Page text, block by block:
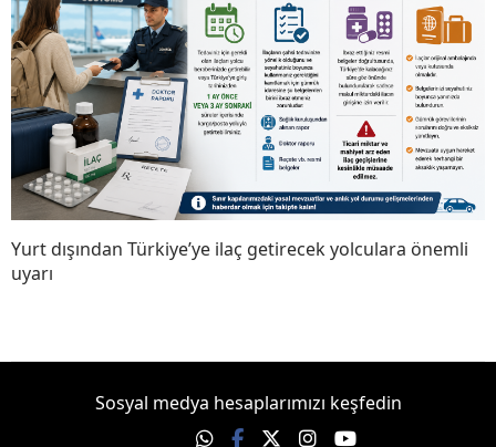
Yurt dışından Türkiye’ye ilaç getirecek yolculara önemli
uyarı
Sosyal medya hesaplarımızı keşfedin